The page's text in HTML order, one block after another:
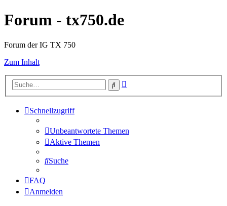
Forum - tx750.de
Forum der IG TX 750
Zum Inhalt
Suche
Schnellzugriff
Unbeantwortete Themen
Aktive Themen
Suche
FAQ
Anmelden